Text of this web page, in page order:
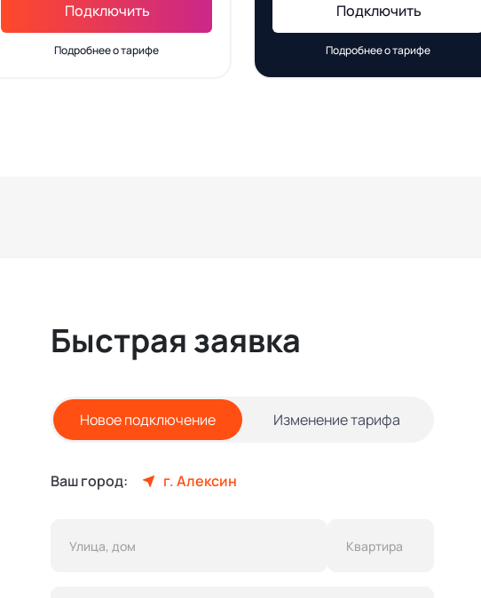
Подключить
Подробнее о тарифе
Подключить
Подробнее о тарифе
Быстрая заявка
Новое подключение Изменение тарифа
Ваш город: г. Алексин